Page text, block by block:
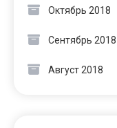
Октябрь 2018
Сентябрь 2018
Август 2018